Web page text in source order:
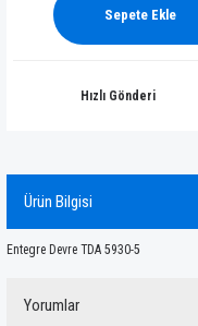
Sepete Ekle
Hızlı Gönderi
Ürün Bilgisi
Entegre Devre TDA 5930-5
Yorumlar